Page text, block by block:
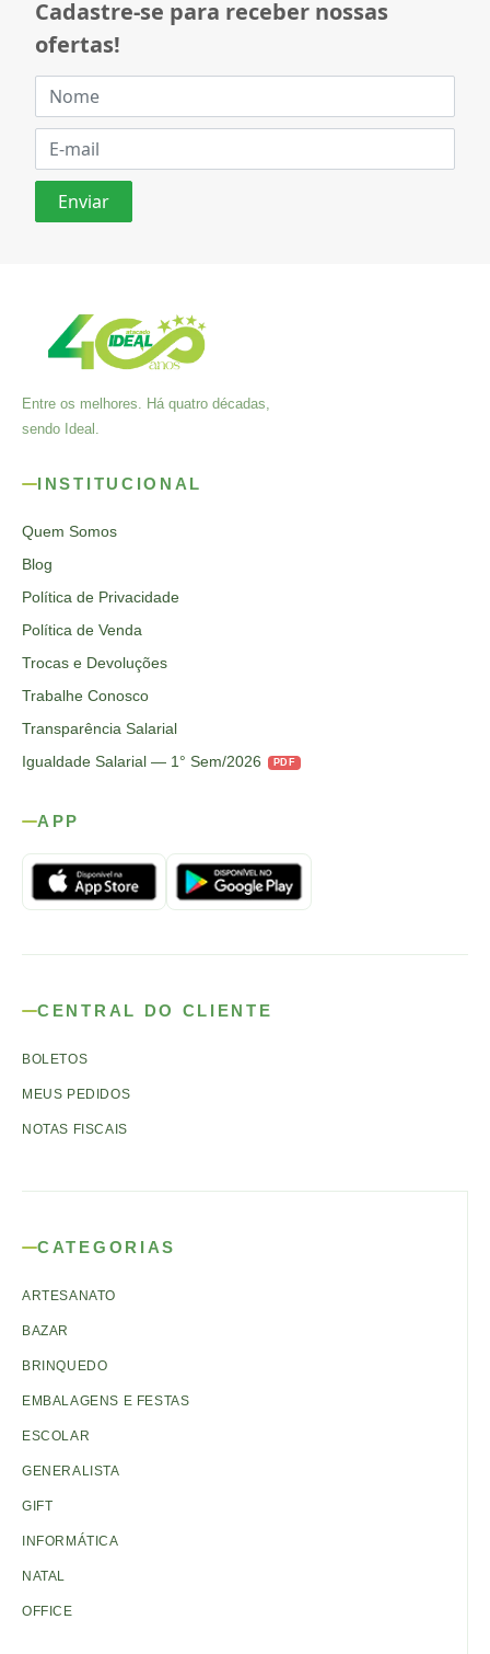
Cadastre-se para receber nossas
ofertas!
Entre os melhores. Há quatro décadas,
sendo Ideal.
INSTITUCIONAL
Quem Somos
Blog
Política de Privacidade
Política de Venda
Trocas e Devoluções
Trabalhe Conosco
Transparência Salarial
Igualdade Salarial — 1° Sem/2026
PDF
APP
CENTRAL DO CLIENTE
BOLETOS
MEUS PEDIDOS
NOTAS FISCAIS
CATEGORIAS
ARTESANATO
BAZAR
BRINQUEDO
EMBALAGENS E FESTAS
ESCOLAR
GENERALISTA
GIFT
INFORMÁTICA
NATAL
OFFICE